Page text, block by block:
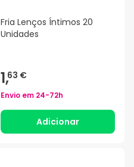
Fria Lenços Íntimos 20
Unidades
1,63 €
Envio em 24-72h
Adicionar